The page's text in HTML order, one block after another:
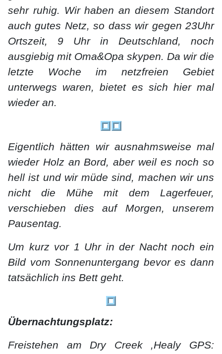
sehr ruhig. Wir haben an diesem Standort
auch gutes Netz, so dass wir gegen 23Uhr
Ortszeit, 9 Uhr in Deutschland, noch
ausgiebig mit Oma&Opa skypen. Da wir die
letzte Woche im netzfreien Gebiet
unterwegs waren, bietet es sich hier mal
wieder an.
Eigentlich hätten wir ausnahmsweise mal
wieder Holz an Bord, aber weil es noch so
hell ist und wir müde sind, machen wir uns
nicht die Mühe mit dem Lagerfeuer,
verschieben dies auf Morgen, unserem
Pausentag.
Um kurz vor 1 Uhr in der Nacht noch ein
Bild vom Sonnenuntergang bevor es dann
tatsächlich ins Bett geht.
Übernachtungsplatz:
Freistehen am Dry Creek ,Healy GPS: